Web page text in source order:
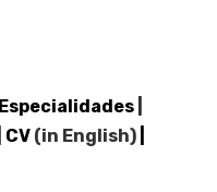
Especialidades
CV (in English)